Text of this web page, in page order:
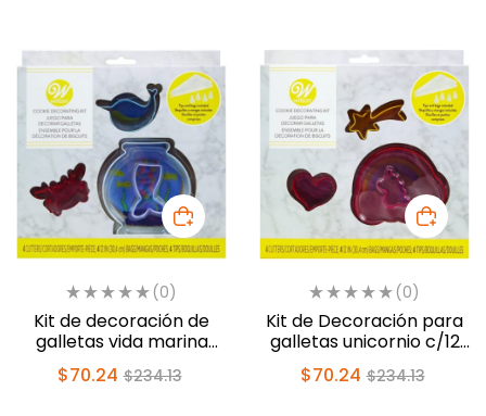
(0)
Kit de decoración de
galletas vida marina
c/12 pzas (2107-0-0185)
$234.13
$70.24
(0)
Kit de Decoración para
galletas unicornio c/12
pzas (2107-0-0186)
$234.13
$70.24